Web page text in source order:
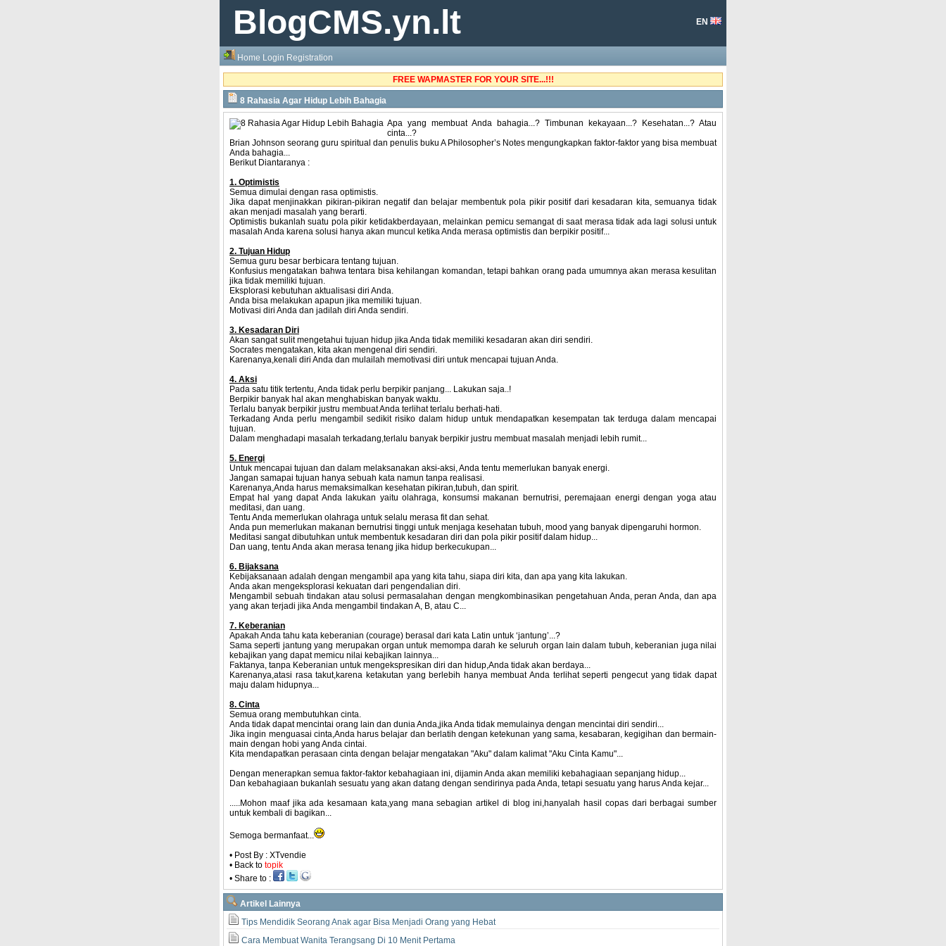
BlogCMS.yn.lt EN
Home Login Registration
FREE WAPMASTER FOR YOUR SITE...!!!
8 Rahasia Agar Hidup Lebih Bahagia
Apa yang membuat Anda bahagia...? Timbunan kekayaan...? Kesehatan...? Atau
cinta...?
Brian Johnson seorang guru spiritual dan penulis buku A Philosopher’s Notes mengungkapkan faktor-faktor yang bisa membuat
Anda bahagia...
Berikut Diantaranya :
1. Optimistis
Semua dimulai dengan rasa optimistis.
Jika dapat menjinakkan pikiran-pikiran negatif dan belajar membentuk pola pikir positif dari kesadaran kita, semuanya tidak
akan menjadi masalah yang berarti.
Optimistis bukanlah suatu pola pikir ketidakberdayaan, melainkan pemicu semangat di saat merasa tidak ada lagi solusi untuk
masalah Anda karena solusi hanya akan muncul ketika Anda merasa optimistis dan berpikir positif...
2. Tujuan Hidup
Semua guru besar berbicara tentang tujuan.
Konfusius mengatakan bahwa tentara bisa kehilangan komandan, tetapi bahkan orang pada umumnya akan merasa kesulitan
jika tidak memiliki tujuan.
Eksplorasi kebutuhan aktualisasi diri Anda.
Anda bisa melakukan apapun jika memiliki tujuan.
Motivasi diri Anda dan jadilah diri Anda sendiri.
3. Kesadaran Diri
Akan sangat sulit mengetahui tujuan hidup jika Anda tidak memiliki kesadaran akan diri sendiri.
Socrates mengatakan, kita akan mengenal diri sendiri.
Karenanya,kenali diri Anda dan mulailah memotivasi diri untuk mencapai tujuan Anda.
4. Aksi
Pada satu titik tertentu, Anda tidak perlu berpikir panjang... Lakukan saja..!
Berpikir banyak hal akan menghabiskan banyak waktu.
Terlalu banyak berpikir justru membuat Anda terlihat terlalu berhati-hati.
Terkadang Anda perlu mengambil sedikit risiko dalam hidup untuk mendapatkan kesempatan tak terduga dalam mencapai
tujuan.
Dalam menghadapi masalah terkadang,terlalu banyak berpikir justru membuat masalah menjadi lebih rumit...
5. Energi
Untuk mencapai tujuan dan dalam melaksanakan aksi-aksi, Anda tentu memerlukan banyak energi.
Jangan samapai tujuan hanya sebuah kata namun tanpa realisasi.
Karenanya,Anda harus memaksimalkan kesehatan pikiran,tubuh, dan spirit.
Empat hal yang dapat Anda lakukan yaitu olahraga, konsumsi makanan bernutrisi, peremajaan energi dengan yoga atau
meditasi, dan uang.
Tentu Anda memerlukan olahraga untuk selalu merasa fit dan sehat.
Anda pun memerlukan makanan bernutrisi tinggi untuk menjaga kesehatan tubuh, mood yang banyak dipengaruhi hormon.
Meditasi sangat dibutuhkan untuk membentuk kesadaran diri dan pola pikir positif dalam hidup...
Dan uang, tentu Anda akan merasa tenang jika hidup berkecukupan...
6. Bijaksana
Kebijaksanaan adalah dengan mengambil apa yang kita tahu, siapa diri kita, dan apa yang kita lakukan.
Anda akan mengeksplorasi kekuatan dari pengendalian diri.
Mengambil sebuah tindakan atau solusi permasalahan dengan mengkombinasikan pengetahuan Anda, peran Anda, dan apa
yang akan terjadi jika Anda mengambil tindakan A, B, atau C...
7. Keberanian
Apakah Anda tahu kata keberanian (courage) berasal dari kata Latin untuk ‘jantung’...?
Sama seperti jantung yang merupakan organ untuk memompa darah ke seluruh organ lain dalam tubuh, keberanian juga nilai
kebajikan yang dapat memicu nilai kebajikan lainnya...
Faktanya, tanpa Keberanian untuk mengekspresikan diri dan hidup,Anda tidak akan berdaya...
Karenanya,atasi rasa takut,karena ketakutan yang berlebih hanya membuat Anda terlihat seperti pengecut yang tidak dapat
maju dalam hidupnya...
8. Cinta
Semua orang membutuhkan cinta.
Anda tidak dapat mencintai orang lain dan dunia Anda,jika Anda tidak memulainya dengan mencintai diri sendiri...
Jika ingin menguasai cinta,Anda harus belajar dan berlatih dengan ketekunan yang sama, kesabaran, kegigihan dan bermain-
main dengan hobi yang Anda cintai.
Kita mendapatkan perasaan cinta dengan belajar mengatakan "Aku" dalam kalimat "Aku Cinta Kamu"...
Dengan menerapkan semua faktor-faktor kebahagiaan ini, dijamin Anda akan memiliki kebahagiaan sepanjang hidup...
Dan kebahagiaan bukanlah sesuatu yang akan datang dengan sendirinya pada Anda, tetapi sesuatu yang harus Anda kejar...
.....Mohon maaf jika ada kesamaan kata,yang mana sebagian artikel di blog ini,hanyalah hasil copas dari berbagai sumber
untuk kembali di bagikan...
Semoga bermanfaat...
• Post By : XTvendie
• Back to topik
• Share to :
Artikel Lainnya
Tips Mendidik Seorang Anak agar Bisa Menjadi Orang yang Hebat
Cara Membuat Wanita Terangsang Di 10 Menit Pertama